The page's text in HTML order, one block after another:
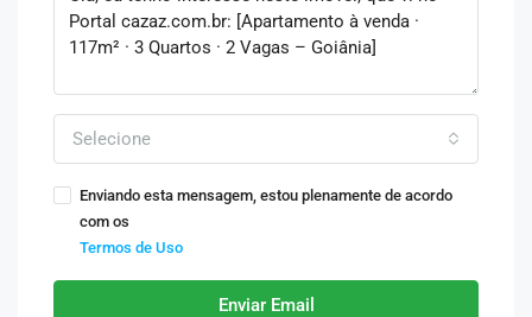
Selecione
Enviando esta mensagem, estou plenamente de acordo
com os
Termos de Uso
Enviar Email